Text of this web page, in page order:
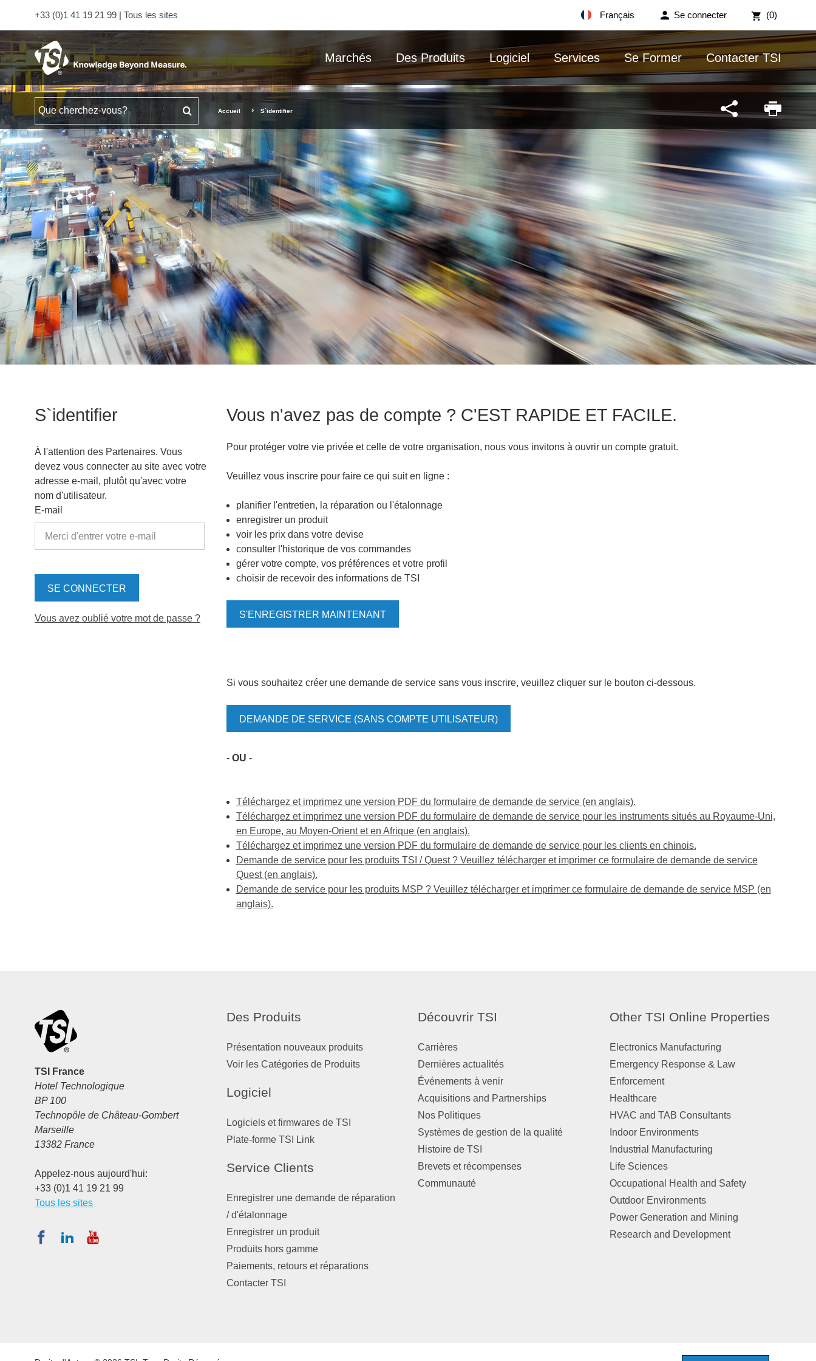
Se connecter (0)
+33 (0)1 41 19 21 99 | Tous les sites Français
Marchés Des Produits Logiciel Services Se Former Contacter TSI
Rechercher Accueil S`identifier
S`identifier
À l'attention des Partenaires. Vous
devez vous connecter au site avec votre
adresse e-mail, plutôt qu'avec votre
nom d'utilisateur.
E-mail
Vous avez oublié votre mot de passe ?
Vous n'avez pas de compte ? C'EST RAPIDE ET FACILE.
Pour protéger votre vie privée et celle de votre organisation, nous vous invitons à ouvrir un compte gratuit.
Veuillez vous inscrire pour faire ce qui suit en ligne :
planifier l'entretien, la réparation ou l'étalonnage
enregistrer un produit
voir les prix dans votre devise
consulter l'historique de vos commandes
gérer votre compte, vos préférences et votre profil
choisir de recevoir des informations de TSI
S'ENREGISTRER MAINTENANT
Si vous souhaitez créer une demande de service sans vous inscrire, veuillez cliquer sur le bouton ci-dessous.
DEMANDE DE SERVICE (SANS COMPTE UTILISATEUR)
- OU -
Téléchargez et imprimez une version PDF du formulaire de demande de service (en anglais).
Téléchargez et imprimez une version PDF du formulaire de demande de service pour les instruments situés au Royaume-Uni,
en Europe, au Moyen-Orient et en Afrique (en anglais).
Téléchargez et imprimez une version PDF du formulaire de demande de service pour les clients en chinois.
Demande de service pour les produits TSI / Quest ? Veuillez télécharger et imprimer ce formulaire de demande de service
Quest (en anglais).
Demande de service pour les produits MSP ? Veuillez télécharger et imprimer ce formulaire de demande de service MSP (en
anglais).
TSI France
Hotel Technologique
BP 100
Technopôle de Château-Gombert
Marseille
13382 France
Appelez-nous aujourd'hui:
+33 (0)1 41 19 21 99
Tous les sites
Des Produits
Présentation nouveaux produits
Voir les Catégories de Produits
Logiciel
Logiciels et firmwares de TSI
Plate-forme TSI Link
Service Clients
Enregistrer une demande de réparation
/ d'étalonnage
Enregistrer un produit
Produits hors gamme
Paiements, retours et réparations
Contacter TSI
Découvrir TSI
Carrières
Dernières actualités
Événements à venir
Acquisitions and Partnerships
Nos Politiques
Systèmes de gestion de la qualité
Histoire de TSI
Brevets et récompenses
Communauté
Other TSI Online Properties
Electronics Manufacturing
Emergency Response & Law
Enforcement
Healthcare
HVAC and TAB Consultants
Indoor Environments
Industrial Manufacturing
Life Sciences
Occupational Health and Safety
Outdoor Environments
Power Generation and Mining
Research and Development